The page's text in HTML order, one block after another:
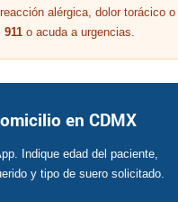
alérgica, dolor torácico o
911 o acuda a urgencias.
en CDMX
Indique edad del paciente,
y tipo de suero solicitado.